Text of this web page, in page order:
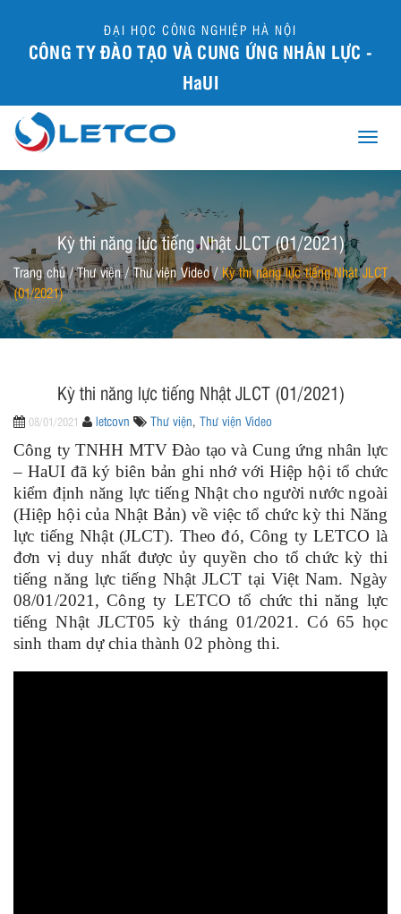
ĐẠI HỌC CÔNG NGHIỆP HÀ NỘI
CÔNG TY ĐÀO TẠO VÀ CUNG ỨNG NHÂN LỰC -
HaUI
Toggle
Kỳ thi năng lực tiếng Nhật JLCT (01/2021)
Trang chủ/Thư viện/Thư viện Video/ Kỳ thi năng lực tiếng Nhật JLCT
(01/2021)
Kỳ thi năng lực tiếng Nhật JLCT (01/2021)
08/01/2021 letcovn Thư viện, Thư viện Video
Công ty TNHH MTV Đào tạo và Cung ứng nhân lực
– HaUI đã ký biên bản ghi nhớ với Hiệp hội tổ chức
kiểm định năng lực tiếng Nhật cho người nước ngoài
(Hiệp hội của Nhật Bản) về việc tổ chức kỳ thi Năng
lực tiếng Nhật (JLCT). Theo đó, Công ty LETCO là
đơn vị duy nhất được ủy quyền cho tổ chức kỳ thi
tiếng năng lực tiếng Nhật JLCT tại Việt Nam. Ngày
08/01/2021, Công ty LETCO tổ chức thi năng lực
tiếng Nhật JLCT05 kỳ tháng 01/2021. Có 65 học
sinh tham dự chia thành 02 phòng thi.